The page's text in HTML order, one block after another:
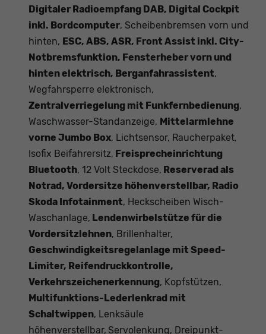
Digitaler Radioempfang DAB, Digital Cockpit
inkl. Bordcomputer, Scheibenbremsen vorn und
hinten, ESC, ABS, ASR, Front Assist inkl. City-
Notbremsfunktion, Fensterheber vorn und
hinten elektrisch, Berganfahrassistent,
Wegfahrsperre elektronisch,
Zentralverriegelung mit Funkfernbedienung,
Waschwasser-Standanzeige, Mittelarmlehne
vorne Jumbo Box, Lichtsensor, Raucherpaket,
Isofix Beifahrersitz, Freisprecheinrichtung
Bluetooth, 12 Volt Steckdose, Reserverad als
Notrad, Vordersitze höhenverstellbar, Radio
Skoda Infotainment, Heckscheiben Wisch-
Waschanlage, Lendenwirbelstütze für die
Vordersitzlehnen, Brillenhalter,
Geschwindigkeitsregelanlage mit Speed-
Limiter, Reifendruckkontrolle,
Verkehrszeichenerkennung, Kopfstützen,
Multifunktions-Lederlenkrad mit
Schaltwippen, Lenksäule
höhenverstellbar, Servolenkung, Dreipunkt-